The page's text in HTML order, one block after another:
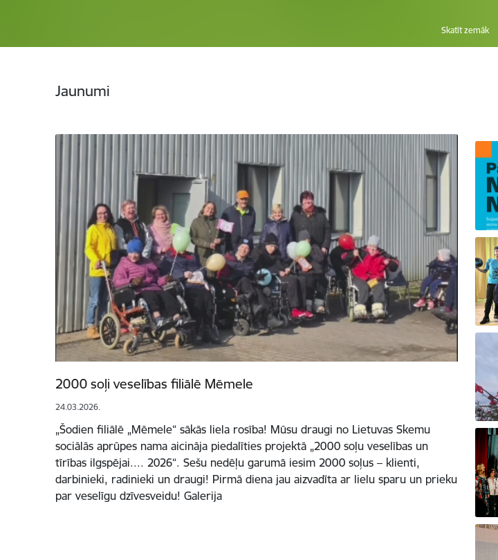
Skatīt zemāk
Jaunumi
2000 soļi veselības filiālē Mēmele
24.03.2026.
„Šodien filiālē „Mēmele“ sākās liela rosība! Mūsu draugi no Lietuvas Skemu
sociālās aprūpes nama aicināja piedalīties projektā „2000 soļu veselības un
tīrības ilgspējai.... 2026“. Sešu nedēļu garumā iesim 2000 soļus – klienti,
darbinieki, radinieki un draugi! Pirmā diena jau aizvadīta ar lielu sparu un prieku
par veselīgu dzīvesveidu! Galerija